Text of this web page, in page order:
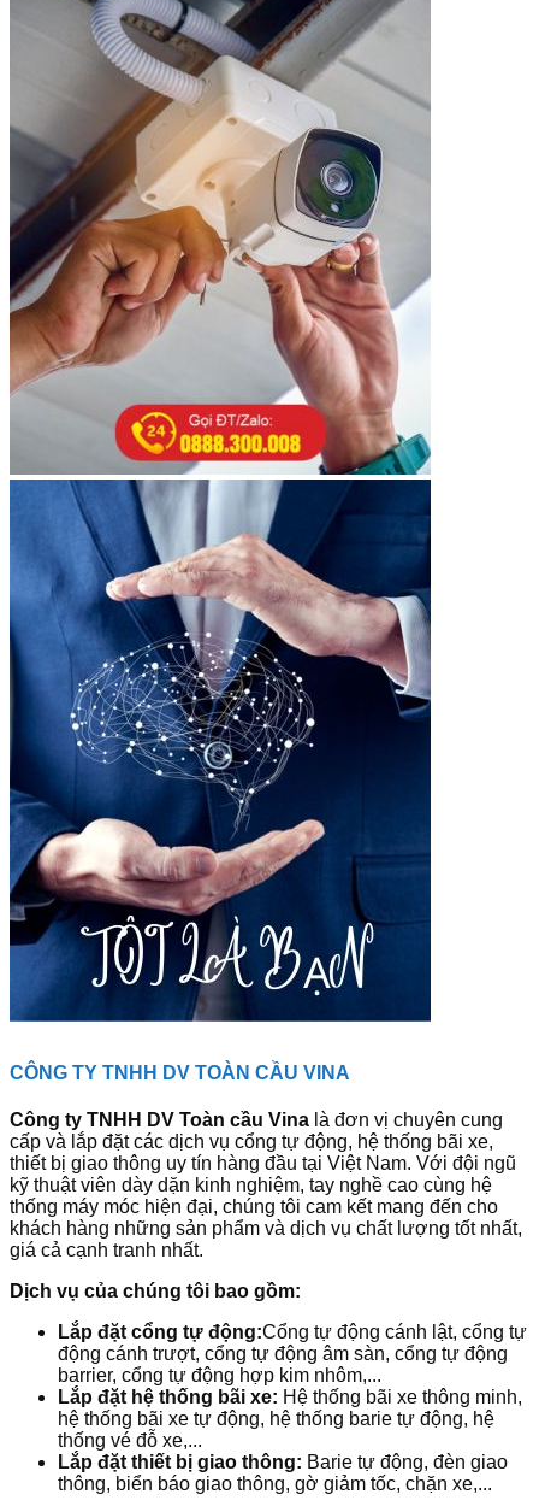
CÔNG TY TNHH DV TOÀN CẦU VINA
Công ty TNHH DV Toàn cầu Vina là đơn vị chuyên cung
cấp và lắp đặt các dịch vụ cổng tự động, hệ thống bãi xe,
thiết bị giao thông uy tín hàng đầu tại Việt Nam. Với đội ngũ
kỹ thuật viên dày dặn kinh nghiệm, tay nghề cao cùng hệ
thống máy móc hiện đại, chúng tôi cam kết mang đến cho
khách hàng những sản phẩm và dịch vụ chất lượng tốt nhất,
giá cả cạnh tranh nhất.
Dịch vụ của chúng tôi bao gồm:
Lắp đặt cổng tự động:Cổng tự động cánh lật, cổng tự
động cánh trượt, cổng tự động âm sàn, cổng tự động
barrier, cổng tự động hợp kim nhôm,...
Lắp đặt hệ thống bãi xe: Hệ thống bãi xe thông minh,
hệ thống bãi xe tự động, hệ thống barie tự động, hệ
thống vé đỗ xe,...
Lắp đặt thiết bị giao thông: Barie tự động, đèn giao
thông, biển báo giao thông, gờ giảm tốc, chặn xe,...